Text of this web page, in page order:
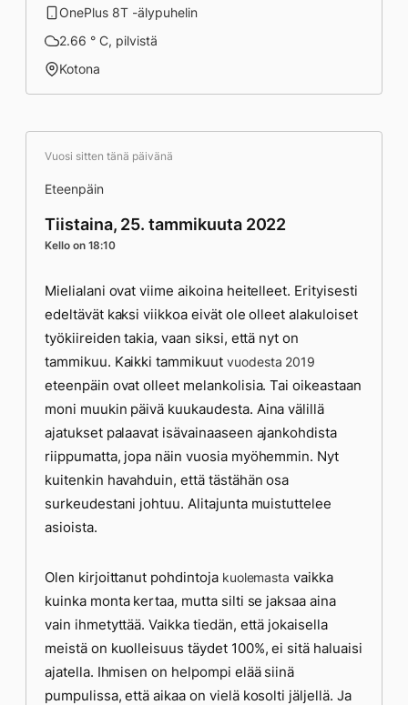
OnePlus 8T -älypuhelin
2.66 ° C, pilvistä
Kotona
Vuosi sitten tänä päivänä
Eteenpäin
Tiistaina, 25. tammikuuta 2022
Kello on 18:10
Mielialani ovat viime aikoina heitelleet. Erityisesti
edeltävät kaksi viikkoa eivät ole olleet alakuloiset
työkiireiden takia, vaan siksi, että nyt on
tammikuu. Kaikki tammikuut vuodesta 2019
eteenpäin ovat olleet melankolisia. Tai oikeastaan
moni muukin päivä kuukaudesta. Aina välillä
ajatukset palaavat isävainaaseen ajankohdista
riippumatta, jopa näin vuosia myöhemmin. Nyt
kuitenkin havahduin, että tästähän osa
surkeudestani johtuu. Alitajunta muistuttelee
asioista.
Olen kirjoittanut pohdintoja kuolemasta vaikka
kuinka monta kertaa, mutta silti se jaksaa aina
vain ihmetyttää. Vaikka tiedän, että jokaisella
meistä on kuolleisuus täydet 100%, ei sitä haluaisi
ajatella. Ihmisen on helpompi elää siinä
pumpulissa, että aikaa on vielä kosolti jäljellä. Ja